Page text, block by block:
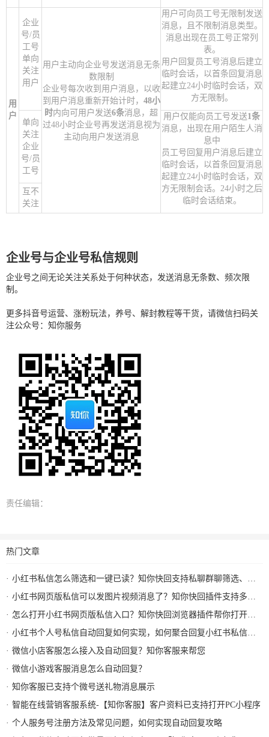
用
户
企业
号/员
工号
单向
关注
用户
用户主动向企业号发送消息无条
数限制
企业号每次收到用户消息，以收
到用户消息重新开始计时， 48小
时内向可用户发送6条消息，超
过48小时企业号再发送消息视为
主动向用户发送消息
用户可向员工号无限制发送
消息，且不限制消息类型。
消息出现在员工号正常列
表。
用户回复员工号消息后建立
临时会话，以首条回复消息
起建立24小时临时会话，双
方无限制。
单向
关注
企业
号/员
工号
用户仅能向员工号发送1条
消息，出现在用户陌生人消
息中
员工号回复用户消息后建立
临时会话，以首条回复消息
起建立24小时临时会话，双
方无限制会话。24小时之后
临时会话结束。
互不
关注
企业号与企业号私信规则
企业号之间无论关注关系处于何种状态，发送消息无条数、频次限
制。
更多抖音号运营、涨粉玩法，养号、解封教程等干货，请微信扫码关
注公众号：知你服务
责任编辑：
热门文章
小红书私信怎么筛选和一键已读？知你快回支持私聊群聊筛选、批量已读和图片视频回复
小红书网页版私信可以发图片视频消息了？知你快回插件支持多种形式图片发送和AI自动回复
怎么打开小红书网页版私信入口？知你快回浏览器插件帮你打开小红书私信AI回复及快捷回复
小红书个人号私信自动回复如何实现，如何聚合回复小红书私信及群消息？知你客服来解决
微信小店客服怎么接入及自动回复？知你客服来帮您
微信小游戏客服消息怎么自动回复？
知你客服已支持个微号送礼物消息展示
智能在线营销客服系统-【知你客服】客户资料已支持打开PC小程序
个人服务号注册方法及常见问题，如何实现自动回复攻略